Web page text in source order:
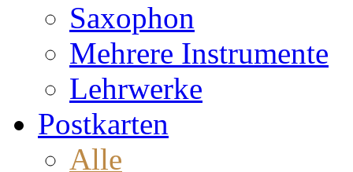
Saxophon
Mehrere Instrumente
Lehrwerke
Postkarten
Alle